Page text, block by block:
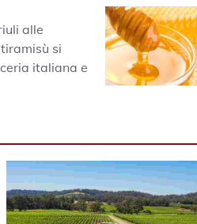
alle
si
italiana e